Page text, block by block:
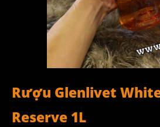
Rượu Glenlivet
Reserve 1L